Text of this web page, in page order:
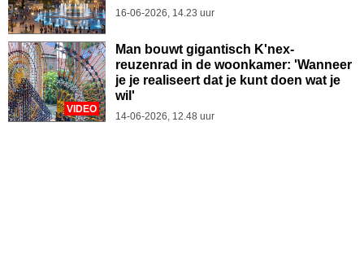
16-06-2026, 14.23 uur
VIDEO
Man bouwt gigantisch K'nex-
reuzenrad in de woonkamer: 'Wanneer
je je realiseert dat je kunt doen wat je
wil'
14-06-2026, 12.48 uur